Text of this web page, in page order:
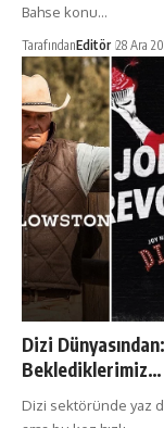
Bahse konu…
TarafındanEditör 28 Ara
Dizi
Beklediklerimiz…
Dizi sektöründe yaz